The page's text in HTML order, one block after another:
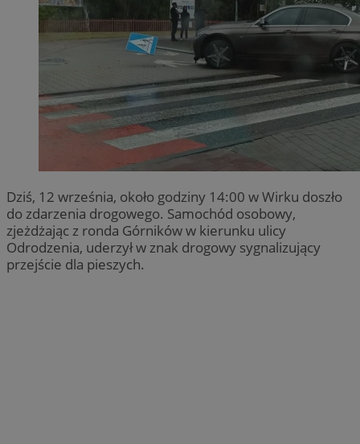
Dziś, 12 września, około godziny 14:00 w Wirku doszło
do zdarzenia drogowego. Samochód osobowy,
zjeżdżając z ronda Górników w kierunku ulicy
Odrodzenia, uderzył w znak drogowy sygnalizujący
przejście dla pieszych.